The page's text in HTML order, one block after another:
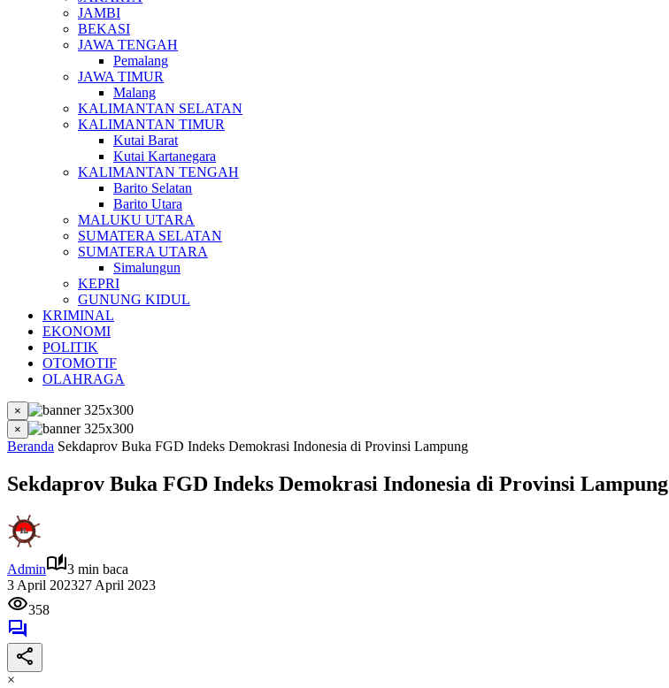
JAMBI
BEKASI
JAWA TENGAH
Pemalang
JAWA TIMUR
Malang
KALIMANTAN SELATAN
KALIMANTAN TIMUR
Kutai Barat
Kutai Kartanegara
KALIMANTAN TENGAH
Barito Selatan
Barito Utara
MALUKU UTARA
SUMATERA SELATAN
SUMATERA UTARA
Simalungun
KEPRI
GUNUNG KIDUL
KRIMINAL
EKONOMI
POLITIK
OTOMOTIF
OLAHRAGA
×
×
Beranda Sekdaprov Buka FGD Indeks Demokrasi Indonesia di Provinsi Lampung
Sekdaprov Buka FGD Indeks Demokrasi Indonesia di Provinsi Lampung
Admin
3 min baca
3 April 202327 April 2023
358
×